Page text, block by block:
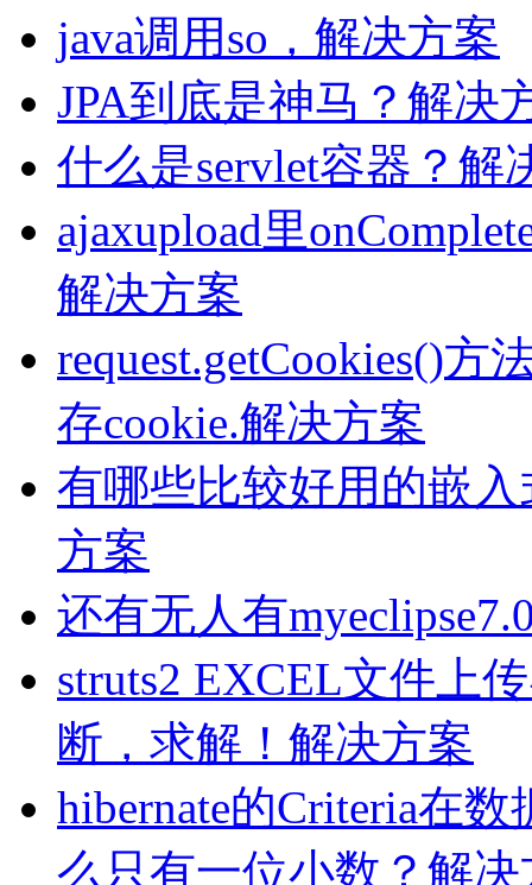
java调用so，解决方案
JPA到底是神马？解决
什么是servlet容器？解
ajaxupload里
解决方案
request.getCookies()方
存cookie.解决方案
有哪些比较好用的嵌入
方案
还有无人有
struts2 EXCEL文件上
断，求解！解决方案
hibernate的Criteria在
么只有一位小数？解决